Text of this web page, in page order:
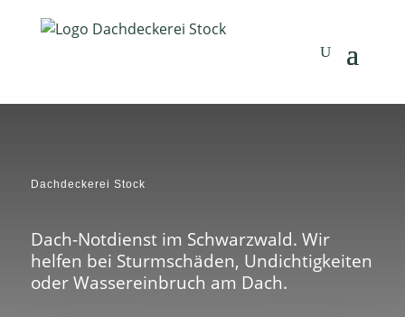
Dachdeckerei Stock
Dach-Notdienst im Schwarzwald. Wir
helfen bei Sturmschäden, Undichtigkeiten
oder Wassereinbruch am Dach.